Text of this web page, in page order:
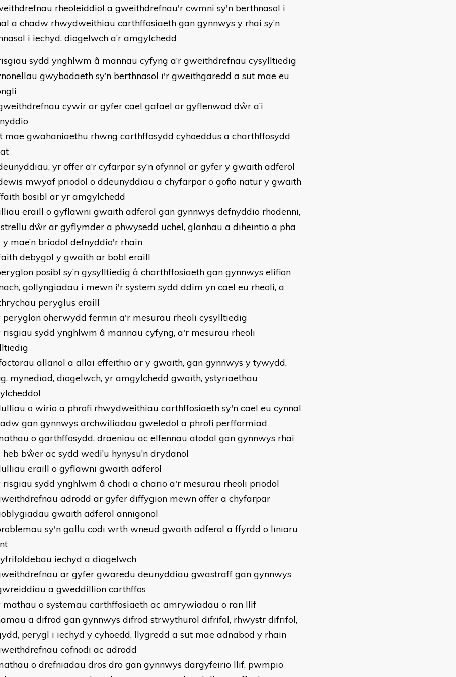
rheoleiddiol a gweithdrefnau'r cwmni sy'n berthnasol i
a chadw rhwydweithiau carthffosiaeth gan gynnwys y rhai sy’n
i iechyd, diogelwch a’r amgylchedd
sydd ynghlwm â mannau cyfyng a’r gweithdrefnau cysylltiedig
gwybodaeth sy’n berthnasol i'r gweithgaredd a sut mae eu
cywir ar gyfer cael gafael ar gyflenwad dŵr a’i
mae gwahaniaethu rhwng carthffosydd cyhoeddus a charthffosydd
yr offer a’r cyfarpar sy’n ofynnol ar gyfer y gwaith adferol
mwyaf priodol o ddeunyddiau a chyfarpar o gofio natur y gwaith
bosibl ar yr amgylchedd
eraill o gyflawni gwaith adferol gan gynnwys defnyddio rhodenni,
dŵr ar gyflymder a phwysedd uchel, glanhau a diheintio a pha
mae’n briodol defnyddio'r rhain
debygol y gwaith ar bobl eraill
posibl sy’n gysylltiedig â charthffosiaeth gan gynnwys elifion
gollyngiadau i mewn i'r system sydd ddim yn cael eu rheoli, a
peryglus eraill
peryglon oherwydd fermin a'r mesurau rheoli cysylltiedig
risgiau sydd ynghlwm â mannau cyfyng, a'r mesurau rheoli
allanol a allai effeithio ar y gwaith, gan gynnwys y tywydd,
mynediad, diogelwch, yr amgylchedd gwaith, ystyriaethau
o wirio a phrofi rhwydweithiau carthffosiaeth sy'n cael eu cynnal
gan gynnwys archwiliadau gweledol a phrofi perfformiad
o garthffosydd, draeniau ac elfennau atodol gan gynnwys rhai
heb bŵer ac sydd wedi’u hynysu’n drydanol
eraill o gyflawni gwaith adferol
risgiau sydd ynghlwm â chodi a chario a'r mesurau rheoli priodol
adrodd ar gyfer diffygion mewn offer a chyfarpar
gwaith adferol annigonol
sy'n gallu codi wrth wneud gwaith adferol a ffyrdd o liniaru
iechyd a diogelwch
ar gyfer gwaredu deunyddiau gwastraff gan gynnwys
a gweddillion carthffos
mathau o systemau carthffosiaeth ac amrywiadau o ran llif
a difrod gan gynnwys difrod strwythurol difrifol, rhwystr difrifol,
perygl i iechyd y cyhoedd, llygredd a sut mae adnabod y rhain
cofnodi ac adrodd
o drefniadau dros dro gan gynnwys dargyfeirio llif, pwmpio